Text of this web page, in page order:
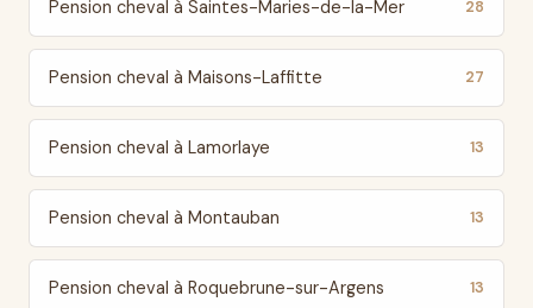
Pension cheval à Saintes-Maries-de-la-Mer 28
Pension cheval à Maisons-Laffitte 27
Pension cheval à Lamorlaye 13
Pension cheval à Montauban 13
Pension cheval à Roquebrune-sur-Argens 13